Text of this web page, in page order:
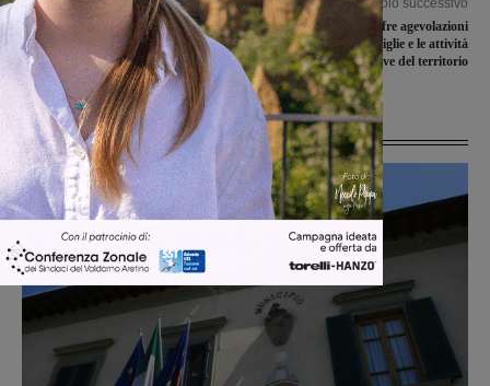
Articolo precedente
Annullata la quarta edizione del
“Trofeo città di San Giovanni
Valdarno”
Articolo successivo
Fase 2, il Comune offre agevolazioni
fiscali per le famiglie e le attività
produttive del territorio
Ultime Notizie